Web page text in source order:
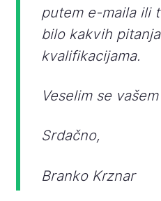
putem e-maila ili
bilo kakvih
kvalifikacijama.
Veselim se
Srdačno,
Branko Krznar